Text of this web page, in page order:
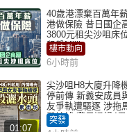
40歲港漂棄百萬年
港做保險 昔日國企
3800元租尖沙咀床
租盤Million
樓市動向
6小時前
01:07
尖沙咀H8大廈升降
停前傳 新義安成員
友爭執遭驅逐 涉拖
毀被捕 警另通緝4男
突發